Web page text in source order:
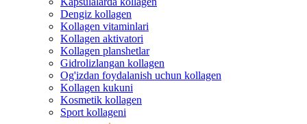
Dengiz kollagen
Kollagen vitaminlari
Kollagen aktivatori
Kollagen planshetlar
Gidrolizlangan kollagen
Og'izdan foydalanish uchun kollagen
Kollagen kukuni
Kosmetik kollagen
Sport kollageni